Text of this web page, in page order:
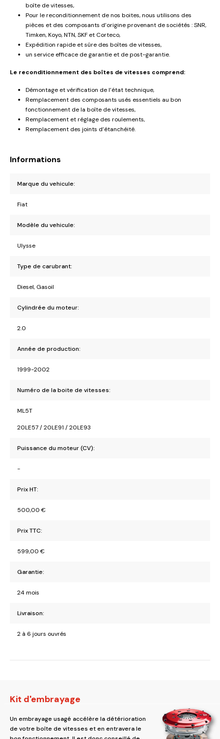
boîte de vitesses,
Pour le reconditionnement de nos boites, nous utilisons des
pièces et des composants d’origine provenant de sociétés : SNR,
Timken, Koyo, NTN, SKF et Corteco,
Expédition rapide et sûre des boîtes de vitesses,
un service efficace de garantie et de post-garantie.
Le reconditionnement des boîtes de vitesses comprend:
Démontage et vérification de l’état technique,
Remplacement des composants usés essentiels au bon
fonctionnement de la boîte de vitesses,
Remplacement et réglage des roulements,
Remplacement des joints d’étanchéité.
Informations
Marque du vehicule:
Fiat
Modèle du vehicule:
Ulysse
Type de carubrant:
Diesel, Gasoil
Cylindrée du moteur:
2.0
Année de production:
1999-2002
Numéro de la boite de vitesses:
ML5T
20LE57 / 20LE91 / 20LE93
Puissance du moteur (CV):
-
Prix HT:
500,00 €
Prix TTC:
599,00 €
Garantie:
24 mois
Livraison:
2 à 6 jours ouvrés
Kit d'embrayage
Un embrayage usagé accélère la détérioration
de votre boîte de vitesses et en entravera le